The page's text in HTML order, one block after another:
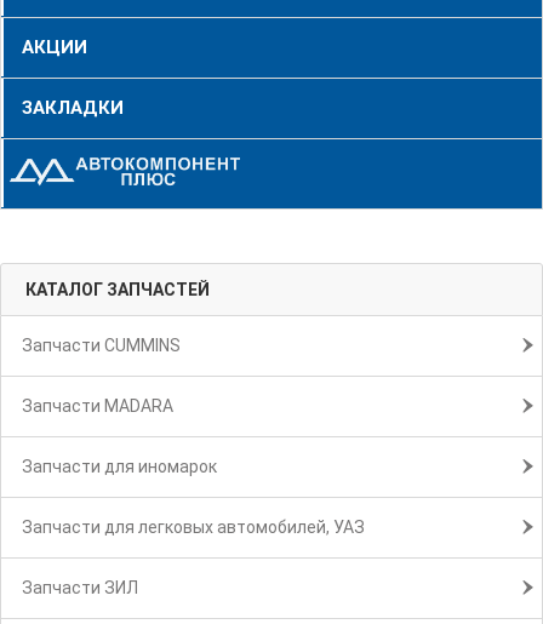
АКЦИИ
ЗАКЛАДКИ
КАТАЛОГ ЗАПЧАСТЕЙ
Запчасти CUMMINS
Запчасти MADARA
Запчасти для иномарок
Запчасти для легковых автомобилей, УАЗ
Запчасти ЗИЛ